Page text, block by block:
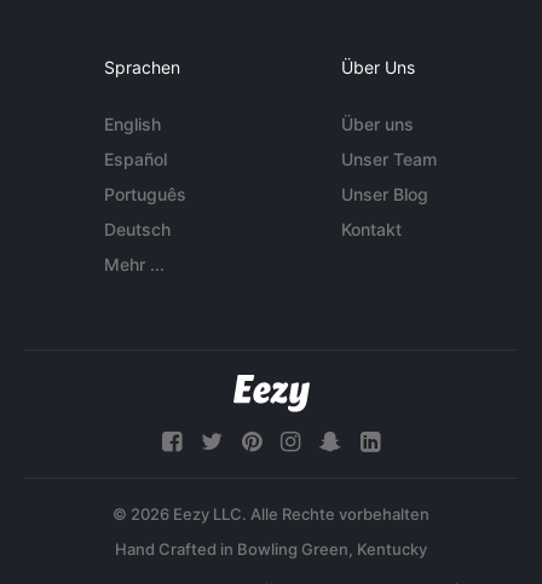
Sprachen
English
Español
Português
Deutsch
Mehr ...
Über Uns
Über uns
Unser Team
Unser Blog
Kontakt
© 2026 Eezy LLC. Alle Rechte vorbehalten